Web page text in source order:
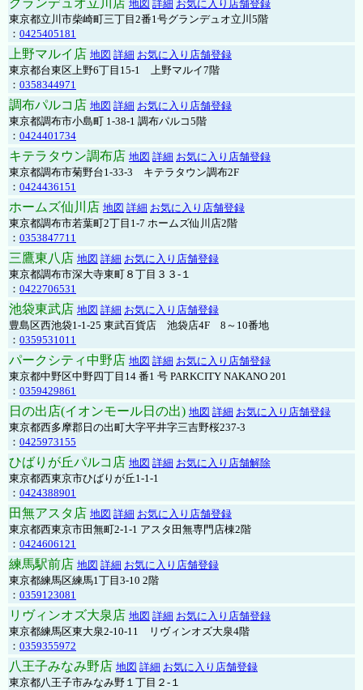
グランデュオ立川店 地図 詳細 お気に入り店舗登録
東京都立川市柴崎町三丁目2番1号グランデュオ立川5階
： 0425405181
上野マルイ店 地図 詳細 お気に入り店舗登録
東京都台東区上野6丁目15-1 上野マルイ7階
： 0358344971
調布パルコ店 地図 詳細 お気に入り店舗登録
東京都調布市小島町 1-38-1 調布パルコ5階
： 0424401734
キテラタウン調布店 地図 詳細 お気に入り店舗登録
東京都調布市菊野台1-33-3 キテラタウン調布2F
： 0424436151
ホームズ仙川店 地図 詳細 お気に入り店舗登録
東京都調布市若葉町2丁目1-7 ホームズ仙川店2階
： 0353847711
三鷹東八店 地図 詳細 お気に入り店舗登録
東京都調布市深大寺東町８丁目３３-１
： 0422706531
池袋東武店 地図 詳細 お気に入り店舗登録
豊島区西池袋1-1-25 東武百貨店 池袋店4F 8～10番地
： 0359531011
パークシティ中野店 地図 詳細 お気に入り店舗登録
東京都中野区中野四丁目14 番1 号 PARKCITY NAKANO 201
： 0359429861
日の出店(イオンモール日の出) 地図 詳細 お気に入り店舗登録
東京都西多摩郡日の出町大字平井字三吉野桜237-3
： 0425973155
ひばりが丘パルコ店 地図 詳細 お気に入り店舗解除
東京都西東京市ひばりが丘1-1-1
： 0424388901
田無アスタ店 地図 詳細 お気に入り店舗登録
東京都西東京市田無町2-1-1 アスタ田無専門店棟2階
： 0424606121
練馬駅前店 地図 詳細 お気に入り店舗登録
東京都練馬区練馬1丁目3-10 2階
： 0359123081
リヴィンオズ大泉店 地図 詳細 お気に入り店舗登録
東京都練馬区東大泉2-10-11 リヴィンオズ大泉4階
： 0359355972
八王子みなみ野店 地図 詳細 お気に入り店舗登録
東京都八王子市みなみ野１丁目２-１